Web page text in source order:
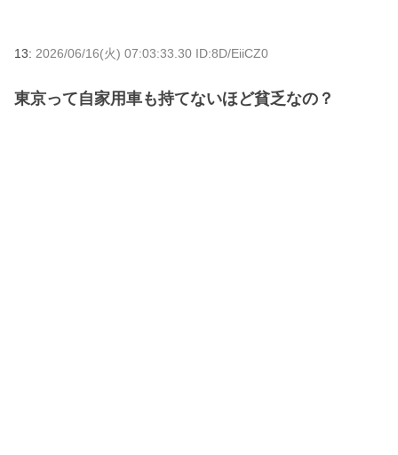
13: 2026/06/16(火) 07:03:33.30 ID:8D/EiiCZ0
東京って自家用車も持てないほど貧乏なの？